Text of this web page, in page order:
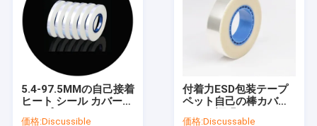
5.4-97.5MMの自己接着
ヒート シール カバー
価格:Discussible
付着力ESD包装テープ
ペット自己の棒カバー
価格:Discussable